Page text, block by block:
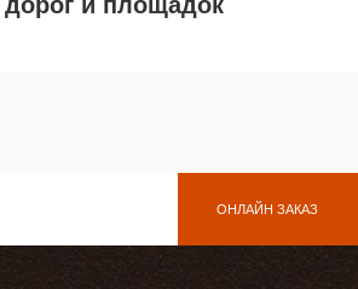
ОНЛАЙН ЗАКАЗ